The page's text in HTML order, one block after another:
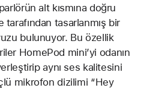
alt kısmına doğru
tasarlanmış bir
bulunuyor. Bu özellik
HomePod mini’yi odanın
aynı ses kalitesini
mikrofon dizilimi “Hey